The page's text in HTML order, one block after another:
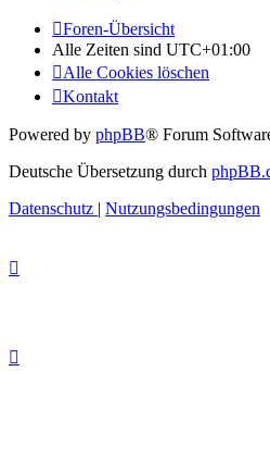
Foren-Übersicht
Alle Zeiten sind UTC+01:00
Alle Cookies löschen
Kontakt
Powered by phpBB® Forum
Deutsche Übersetzung durch
Datenschutz | Nutzungsbedingungen